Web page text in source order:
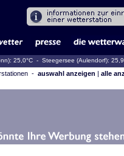
25,0°C - Steegersee (Aulendorf):
- auswahl anzeigen | alle